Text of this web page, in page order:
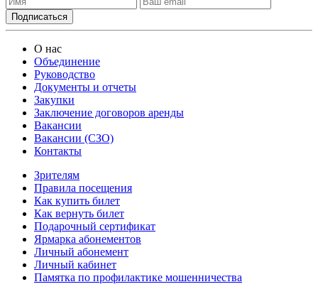
О нас
Объединение
Руководство
Документы и отчеты
Закупки
Заключение договоров аренды
Вакансии
Вакансии (СЗО)
Контакты
Зрителям
Правила посещения
Как купить билет
Как вернуть билет
Подарочный сертификат
Ярмарка абонементов
Личный абонемент
Личный кабинет
Памятка по профилактике мошенничества